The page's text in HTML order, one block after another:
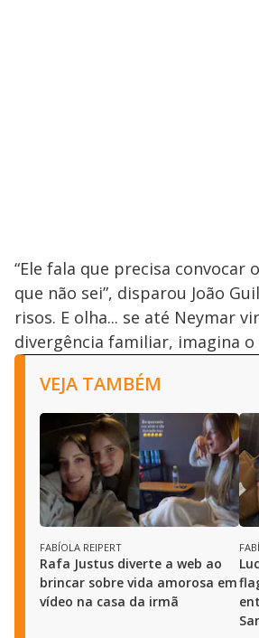
“Ele fala que precisa convocar
que não sei”, disparou João
risos. E olha... se até Neymar
divergência familiar, imagina o
VEJA TAMBÉM
FABÍOLA REIPERT
Rafa Justus diverte a web ao
brincar sobre vida amorosa em
vídeo na casa da irmã